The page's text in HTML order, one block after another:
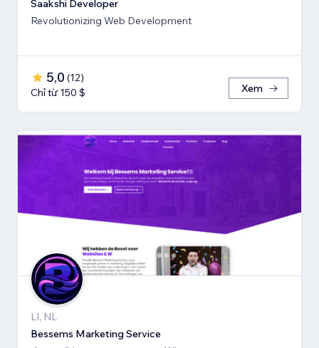
Saakshi Developer
Revolutionizing Web Development
5,0 (12)
Chỉ từ 150 $
Xem
LI, NL
Bessems Marketing Service